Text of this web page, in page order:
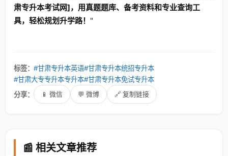
肃专升本考试网]，用真题题库、备考资料和专业查询工
具，轻松规划升学路！ "
标签： #甘肃专升本英语#甘肃专升本统招专升本
#甘肃大专专升本专升本#甘肃专升本免试专升本
分享：
📱 微信 💬 微博 🔗 复制链接
📰 相关文章推荐